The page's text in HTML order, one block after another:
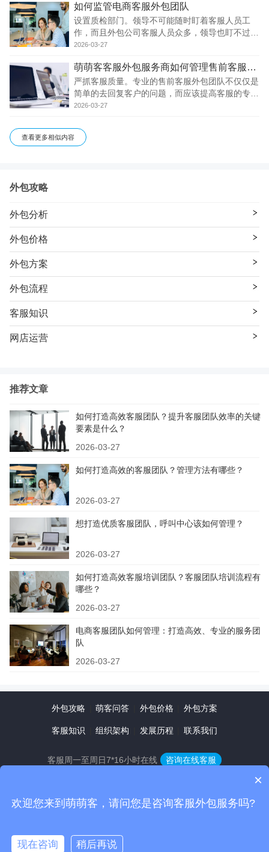
意见和建议，不断优化团队协作效率。
如何监管电商客服外包团队
设置质检部门。领导不可能随时盯着客服人员工
作，而且外包公司客服人员众多，领导也盯不过
来，所以会设置质检部门通过系统监控客服人员的
好评率、转化率、接待率等等，并且这个部门可以
及时发
2026-03-27
萌萌客客服外包服务商如何管理售前客服团队
严抓客服质量。专业的售前客服外包团队不仅仅是
简单的去回复客户的问题，而应该提高客服的专业
化、人性化程度，特别是人性化程度。怎样把客户
大的优势，但是客服能把没有优势说成优势，这点
是
2026-03-27
查看更多相似内容
外包攻略
外包分析
外包价格
外包方案
外包流程
客服知识
网店运营
推荐文章
如何打造高效客服团队？提升客服团队效率的关键
要素是什么？
2026-03-27
如何打造高效的客服团队？管理方法有哪些？
2026-03-27
想打造优质客服团队，呼叫中心该如何管理？
2026-03-27
如何打造高效客服培训团队？客服团队培训流程有
哪些？
2026-03-27
电商客服团队如何管理：打造高效、专业的服务团
队
2026-03-27
外包攻略 萌客问答 外包价格 外包方案
客服知识 组织架构 发展历程 联系我们
客服周一至周日7*16小时在线 咨询在线客服
全国咨询热线：400-118-2016 微信联系
Copyright ©2016-2022
北京萌萌客网络科技有限公司
×
欢迎您来到萌萌客，请问您是咨询客服外包服务吗?
现在咨询 稍后再说